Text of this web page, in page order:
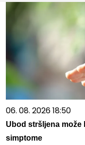
06. 08. 2026 18:50
Ubod stršljena može
simptome